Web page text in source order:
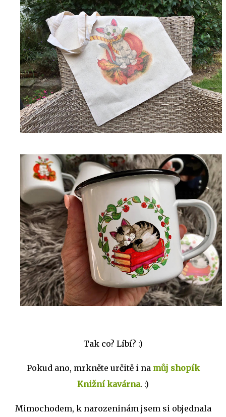
Tak co? Líbí? :)
Pokud ano, mrkněte určitě i na můj shopík
Knižní kavárna. :)
Mimochodem, k narozeninám jsem si objednala